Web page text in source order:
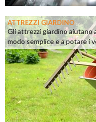
ATTREZZI GIARDINO
Gli attrezzi giardino aiutano
modo semplice e a potare i